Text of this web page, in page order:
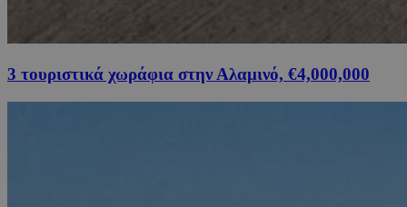
3 τουριστικά χωράφια στην Αλαμινό, €4,000,000